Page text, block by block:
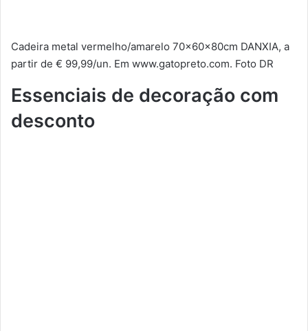
Cadeira metal vermelho/amarelo 70x60x80cm DANXIA, a
partir de € 99,99/un. Em www.gatopreto.com. Foto DR
Essenciais de decoração com
desconto